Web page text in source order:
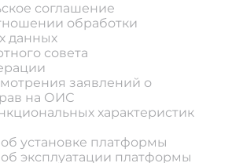
соглашение
обработки
данных
совета
заявлений о
на ОИС
характеристик
установке платформы
эксплуатации платформы